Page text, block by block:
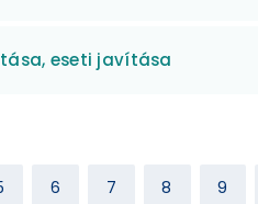
eseti javítása
6 7 8 9